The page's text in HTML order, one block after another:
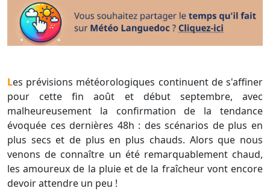
Les prévisions météorologiques continuent de s'affiner
pour cette fin août et début septembre, avec
malheureusement la confirmation de la tendance
évoquée ces dernières 48h : des scénarios de plus en
plus secs et de plus en plus chauds. Alors que nous
venons de connaître un été remarquablement chaud,
les amoureux de la pluie et de la fraîcheur vont encore
devoir attendre un peu !